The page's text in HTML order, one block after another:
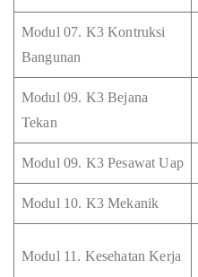
Modul 07. K3 Kontruksi
Bangunan
Modul 09. K3 Bejana
Tekan
Modul 09. K3 Pesawat Uap
Modul 10. K3 Mekanik
Modul 11. Kesehatan Kerja